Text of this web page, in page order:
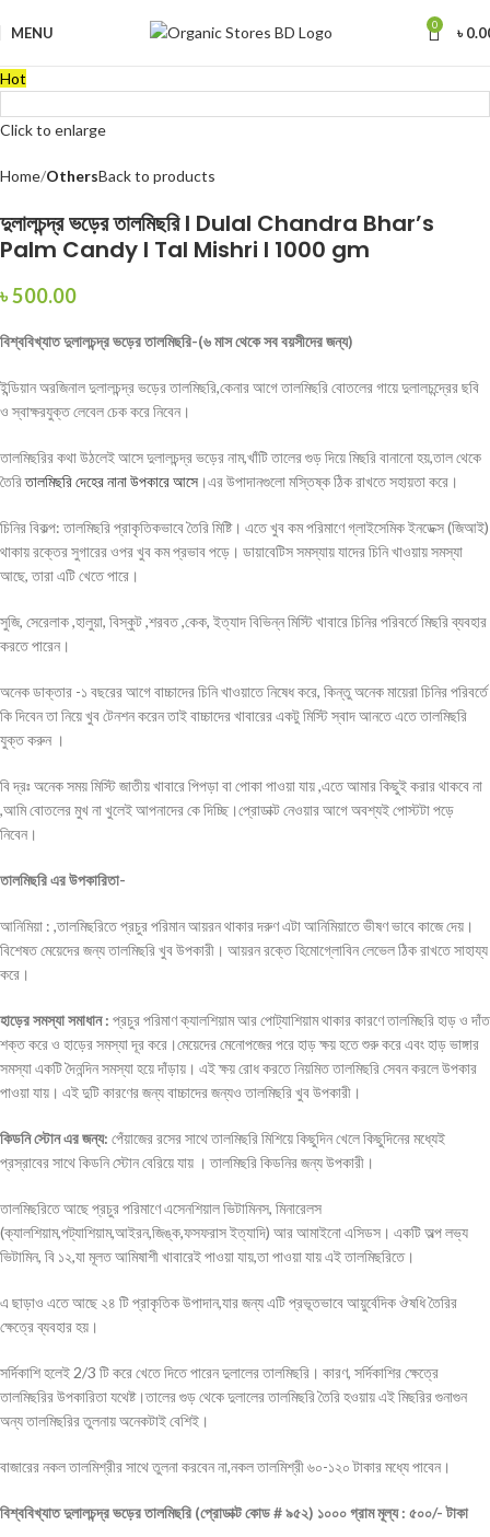
MENU 0 ৳
Hot
Click to enlarge
Home OthersBack to products
দুলালচন্দ্র ভড়ের তালমিছরি I Dulal Chandra Bhar’s
Palm Candy I Tal Mishri I 1000 gm
৳500.00
বিশ্ববিখ্যাত দুলালচন্দ্র ভড়ের তালমিছরি-(৬ মাস থেকে সব বয়সীদের জন্য)
ইন্ডিয়ান অরজিনাল দুলালচন্দ্র ভড়ের তালমিছরি,কেনার আগে তালমিছরি বোতলের গায়ে দুলালচন্দ্রের ছবি
ও স্বাক্ষরযুক্ত লেবেল চেক করে নিবেন ।
তালমিছরির কথা উঠলেই আসে দুলালচন্দ্র ভড়ের নাম,খাঁটি তালের গুড় দিয়ে মিছরি বানানো হয়,তাল থেকে
তৈরিতালমিছরি দেহের নানা উপকারে আসে ।এর উপাদানগুলো মস্তিষ্ক ঠিক রাখতে সহায়তা করে।
চিনির বিকল্প: তালমিছরি প্রাকৃতিকভাবে তৈরি মিষ্টি। এতে খুব কম পরিমাণে গ্লাইসেমিক ইনডেক্স (জিআই)
থাকায় রক্তের সুগারের ওপর খুব কম প্রভাব পড়ে। ডায়াবেটিস সমস্যায় যাদের চিনি খাওয়ায় সমস্যা
আছে, তারা এটি খেতে পারে ।
সুজি, সেরেলাক ,হালুয়া, বিস্কুট ,শরবত ,কেক, ইত্যাদ বিভিন্ন মিস্টি খাবারে চিনির পরিবর্তে মিছরি ব্যবহার
করতে পারেন।
অনেক ডাক্তার -১ বছরের আগে বাচ্চাদের চিনি খাওয়াতে নিষেধ করে, কিন্তু অনেক মায়েরা চিনির পরিবর্তে
কি দিবেন তা নিয়ে খুব টেনশন করেন তাই বাচ্চাদের খাবারের একটু মিস্টি স্বাদ আনতে এতে তালমিছরি
যুক্ত করুন ।
বি দ্রঃ অনেক সময় মিস্টি জাতীয় খাবারে পিপড়া বা পোকা পাওয়া যায় ,এতে আমার কিছুই করার থাকবে না
,আমি বোতলের মুখ না খুলেই আপনাদের কে দিচ্ছি।প্রোডাক্ট নেওয়ার আগে অবশ্যই পোস্টটা পড়ে
নিবেন।
তালমিছরি এর উপকারিতা-
আনিমিয়া : ,তালমিছরিতে প্রচুর পরিমান আয়রন থাকার দরুণ এটা আনিমিয়াতে ভীষণ ভাবে কাজে দেয়।
বিশেষত মেয়েদের জন্য তালমিছরি খুব উপকারী। আয়রন রক্তে হিমোগ্লোবিন লেভেল ঠিক রাখতে সাহায্য
করে।
হাড়ের সমস্যা সমাধান : প্রচুর পরিমাণ ক্যালশিয়াম আর পোট্যাশিয়াম থাকার কারণে তালমিছরি হাড় ও দাঁত
শক্ত করে ও হাড়ের সমস্যা দূর করে।মেয়েদের মেনোপজের পরে হাড় ক্ষয় হতে শুরু করে এবং হাড় ভাঙ্গার
সমস্যা একটি দৈনন্দিন সমস্যা হয়ে দাঁড়ায়। এই ক্ষয় রোধ করতে নিয়মিত তালমিছরি সেবন করলে উপকার
পাওয়া যায়। এই দুটি কারণের জন্য বাচ্চাদের জন্যও তালমিছরি খুব উপকারী।
কিডনি স্টোন এর জন্য: পেঁয়াজের রসের সাথে তালমিছরি মিশিয়ে কিছুদিন খেলে কিছুদিনের মধ্যেই
প্রস্রাবের সাথে কিডনি স্টোন বেরিয়ে যায় । তালমিছরি কিডনির জন্য উপকারী।
তালমিছরিতে আছে প্রচুর পরিমাণে এসেনশিয়াল ভিটামিনস, মিনারেলস
(ক্যালশিয়াম,পট্যাশিয়াম,আইরন,জিঙ্ক,ফসফরাস ইত্যাদি) আর আমাইনো এসিডস। একটি অল্প লভ্য
ভিটামিন, বি ১২,যা মূলত আমিষাশী খাবারেই পাওয়া যায়,তা পাওয়া যায় এই তালমিছরিতে।
এ ছাড়াও এতে আছে ২৪ টি প্রাকৃতিক উপাদান,যার জন্য এটি প্রভূতভাবে আয়ুর্বেদিক ঔষধি তৈরির
ক্ষেত্রে ব্যবহার হয়।
সর্দিকাশি হলেই 2/3 টি করে খেতে দিতে পারেন দুলালের তালমিছরি। কারণ, সর্দিকাশির ক্ষেত্রে
তালমিছরির উপকারিতা যথেষ্ট।তালের গুড় থেকে দুলালের তালমিছরি তৈরি হওয়ায় এই মিছরির গুনাগুন
অন্য তালমিছরির তুলনায় অনেকটাই বেশিই।
বাজারের নকল তালমিশ্রীর সাথে তুলনা করবেন না,নকল তালমিশ্রী ৬০-১২০ টাকার মধ্যে পাবেন।
বিশ্ববিখ্যাত দুলালচন্দ্র ভড়ের তালমিছরি (প্রোডাক্ট কোড # ৯৫২) ১০০০ গ্রাম মূল্য : ৫০০/- টাকা